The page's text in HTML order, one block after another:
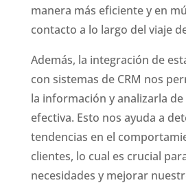
manera más eficiente y en
contacto a lo largo del viaje
Además, la integración de
con sistemas de CRM nos
la información y analizarla
efectiva. Esto nos ayuda a
tendencias en el
clientes, lo cual es crucial
necesidades y mejorar